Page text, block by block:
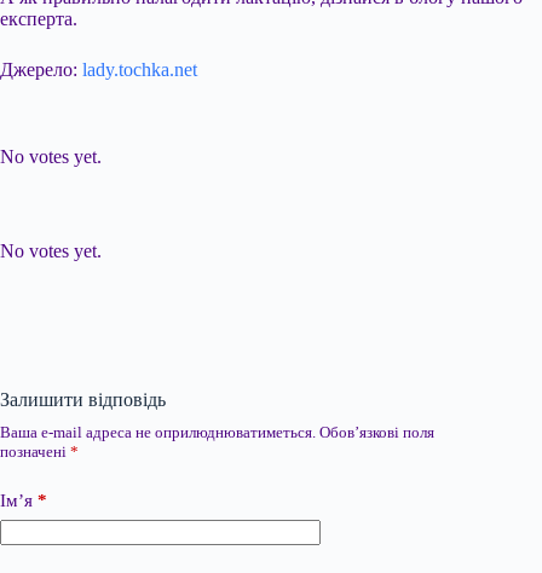
експерта.
Джерело: lady.tochka.net
No votes yet.
No votes yet.
Залишити відповідь
Ваша e-mail адреса не оприлюднюватиметься. Обов’язкові поля
позначені *
Ім’я *